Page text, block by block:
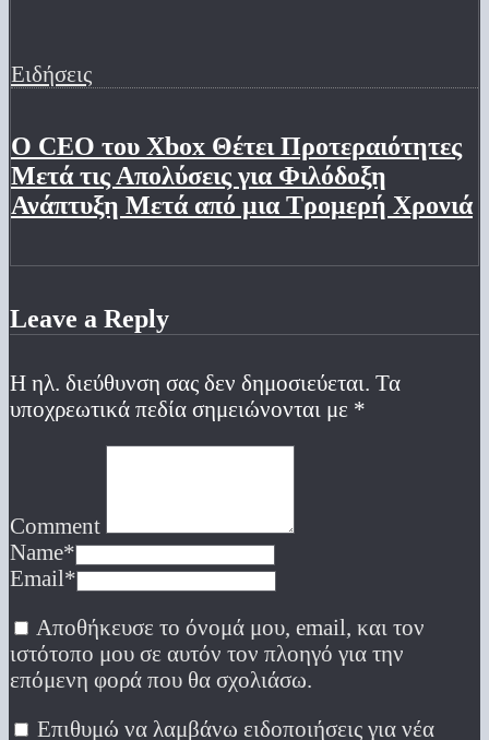
Ειδήσεις
Ο CEO του Xbox Θέτει Προτεραιότητες
Μετά τις Απολύσεις για Φιλόδοξη
Ανάπτυξη Μετά από μια Τρομερή Χρονιά
Leave a Reply
Η ηλ. διεύθυνση σας δεν δημοσιεύεται. Τα
υποχρεωτικά πεδία σημειώνονται με *
Comment
Name*
Email*
Αποθήκευσε το όνομά μου, email, και τον
ιστότοπο μου σε αυτόν τον πλοηγό για την
επόμενη φορά που θα σχολιάσω.
Επιθυμώ να λαμβάνω ειδοποιήσεις για νέα